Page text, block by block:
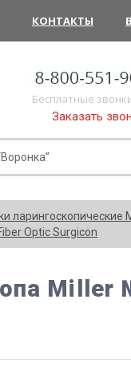
КОНТАКТЫ
Бесплатные
Заказать
ларингоскопические
Optic Surgicon